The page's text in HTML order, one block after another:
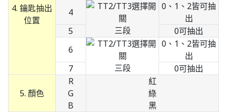
4. 鑰匙抽出
位置
4
三段
0、1、2皆可抽
出
5
0可抽出
6
三段
0、1、2皆可抽
出
7
0可抽出
5. 顏色
R
G
B
紅
綠
黑